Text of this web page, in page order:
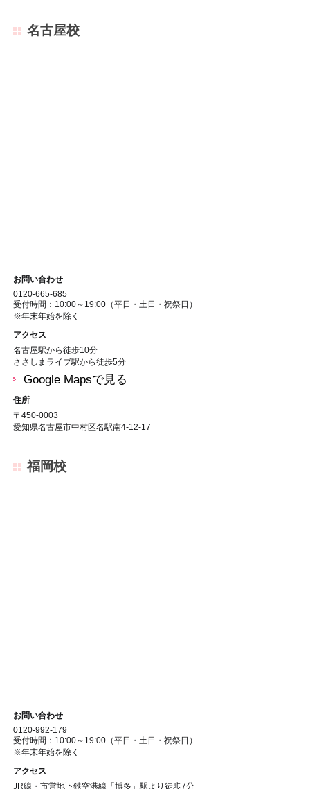
名古屋校
お問い合わせ
0120-665-685
受付時間：10:00～19:00（平日・土日・祝祭日）
※年末年始を除く
アクセス
名古屋駅から徒歩10分
ささしまライブ駅から徒歩5分
Google Mapsで見る
住所
〒450-0003
愛知県名古屋市中村区名駅南4-12-17
福岡校
お問い合わせ
0120-992-179
受付時間：10:00～19:00（平日・土日・祝祭日）
※年末年始を除く
アクセス
JR線・市営地下鉄空港線「博多」駅より徒歩7分